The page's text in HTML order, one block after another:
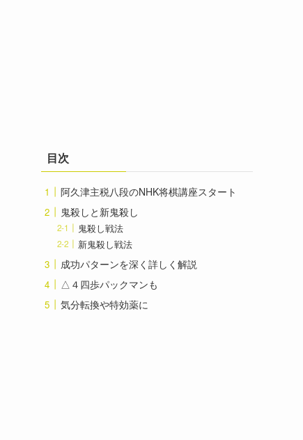
目次
阿久津主税八段のNHK将棋講座スタート
鬼殺しと新鬼殺し
鬼殺し戦法
新鬼殺し戦法
成功パターンを深く詳しく解説
△４四歩パックマンも
気分転換や特効薬に